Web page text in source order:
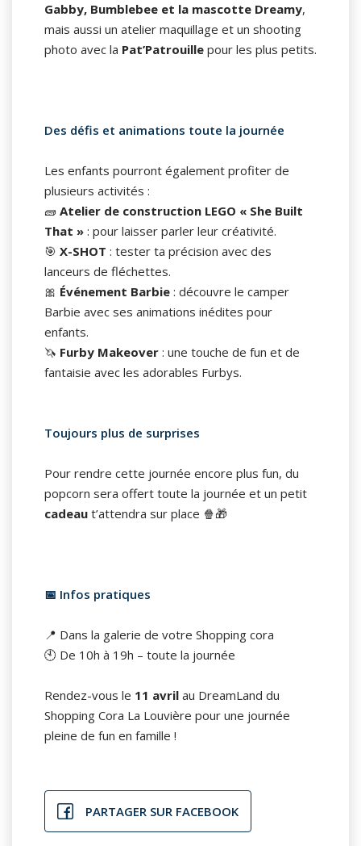
Gabby, Bumblebee et la mascotte Dreamy,
mais aussi un atelier maquillage et un shooting
photo avec la Pat’Patrouille pour les plus petits.
Des défis et animations toute la journée
Les enfants pourront également profiter de
plusieurs activités :
🧱 Atelier de construction LEGO « She Built
That » : pour laisser parler leur créativité.
🎯 X-SHOT : tester ta précision avec des
lanceurs de fléchettes.
🎀 Événement Barbie : découvre le camper
Barbie avec ses animations inédites pour
enfants.
🦄 Furby Makeover : une touche de fun et de
fantaisie avec les adorables Furbys.
Toujours plus de surprises
Pour rendre cette journée encore plus fun, du
popcorn sera offert toute la journée et un petit
cadeau t’attendra sur place 🍿🎁
📅 Infos pratiques
📍 Dans la galerie de votre Shopping cora
🕙 De 10h à 19h – toute la journée
Rendez-vous le 11 avril au DreamLand du
Shopping Cora La Louvière pour une journée
pleine de fun en famille !
PARTAGER SUR FACEBOOK